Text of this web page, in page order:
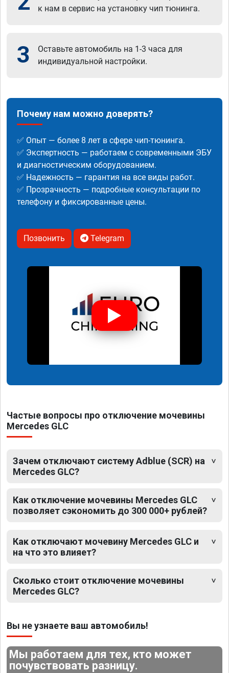
к нам в сервис на установку чип тюнинга.
3
Оставьте автомобиль на 1-3 часа для
индивидуальной настройки.
Почему нам можно доверять?
✅ Опыт — более 8 лет в сфере чип-тюнинга.
✅ Экспертность — работаем с современными ЭБУ
и диагностическим оборудованием.
✅ Надежность — гарантия на все виды работ.
✅ Прозрачность — подробные консультации по
телефону и фиксированные цены.
Позвонить Telegram
Частые вопросы про отключение мочевины
Mercedes GLC
Зачем отключают систему Adblue (SCR) на
Mercedes GLC?
Как отключение мочевины Mercedes GLC
позволяет сэкономить до 300 000+ рублей?
Как отключают мочевину Mercedes GLC и
на что это влияет?
Сколько стоит отключение мочевины
Mercedes GLC?
Вы не узнаете ваш автомобиль!
Мы работаем для тех, кто может
почувствовать разницу.